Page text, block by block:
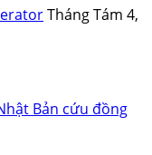
Tháng Tám 4,